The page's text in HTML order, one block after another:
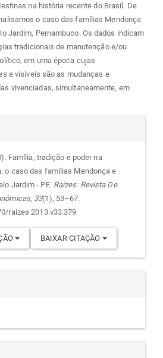
na história recente do Brasil. De
o caso das famílias Mendonça
Jardim, Pernambuco. Os dados indicam
tradicionais de manutenção e/ou
em uma época cujas
e visíveis são as mudanças e
vivenciadas, simultaneamente, em
Família, tradição e poder na
o caso das famílias Mendonça e
Jardim - PE. Raízes: Revista De
, 33(1), 53–67.
raizes.2013.v33.379
BAIXAR CITAÇÃO